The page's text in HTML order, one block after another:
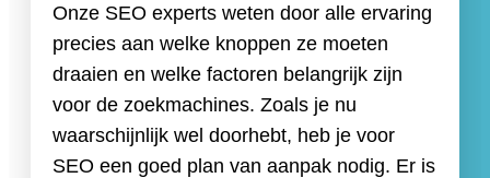
Onze SEO experts weten door alle ervaring
precies aan welke knoppen ze moeten
draaien en welke factoren belangrijk zijn
voor de zoekmachines. Zoals je nu
waarschijnlijk wel doorhebt, heb je voor
SEO een goed plan van aanpak nodig. Er is